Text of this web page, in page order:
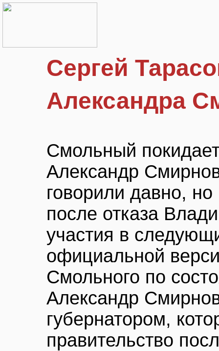
Сергей
Александра
Смольный
Александр
говорили давно,
после отказа
участия в
официальной
Смольного по
Александр
губернатором,
правительство